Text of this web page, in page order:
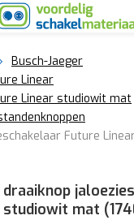
Busch-Jaeger
Linear
Linear studiowit mat
Future
draaiknop
studiowit mat